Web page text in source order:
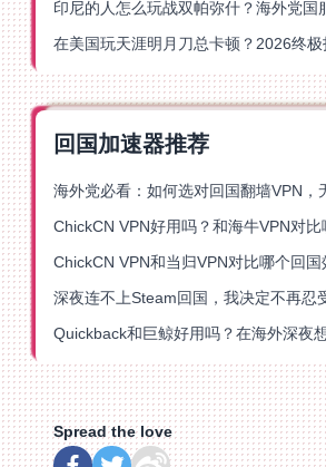
回国加速器推荐
深夜连不上Steam回国，我决定不再忍
Spread the love